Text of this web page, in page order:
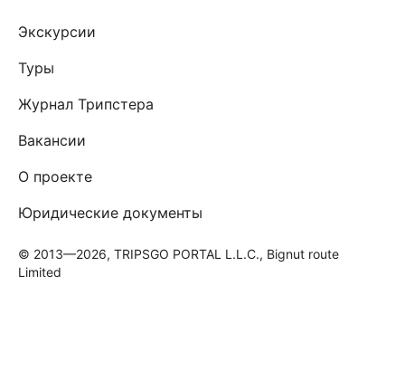
Экскурсии
Туры
Журнал Трипстера
Вакансии
О проекте
Юридические документы
© 2013—2026, TRIPSGO PORTAL L.L.C., Bignut route
Limited